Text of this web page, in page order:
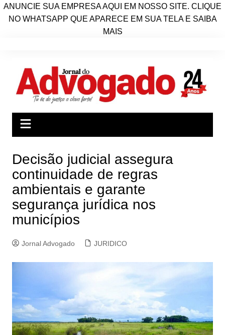
ANUNCIE SUA EMPRESA AQUI EM NOSSO SITE. CLIQUE
NO WHATSAPP QUE APARECE EM SUA TELA E SAIBA
MAIS
conteúdo
Decisão judicial assegura
continuidade de regras
ambientais e garante
segurança jurídica nos
municípios
Jornal Advogado JURIDICO